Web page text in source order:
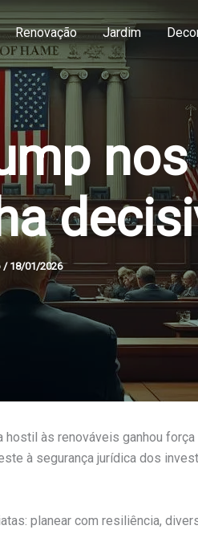
Renovação Jardim
/ 18/01/2026
às renováveis ganhou
à segurança jurídica dos
planear com resiliência,